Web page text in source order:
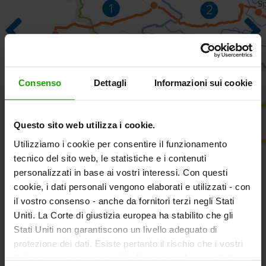
Consenso Dettagli Informazioni sui cookie
Questo sito web utilizza i cookie.
Utilizziamo i cookie per consentire il funzionamento
tecnico del sito web, le statistiche e i contenuti
personalizzati in base ai vostri interessi. Con questi
cookie, i dati personali vengono elaborati e utilizzati - con
il vostro consenso - anche da fornitori terzi negli Stati
Uniti. La Corte di giustizia europea ha stabilito che gli
Stati Uniti non garantiscono un livello adeguato di
protezione dei dati. Esiste pertanto il rischio che i vostri
dati possano essere oggetto di accesso da parte delle
Pustertal
Oberes Drautal